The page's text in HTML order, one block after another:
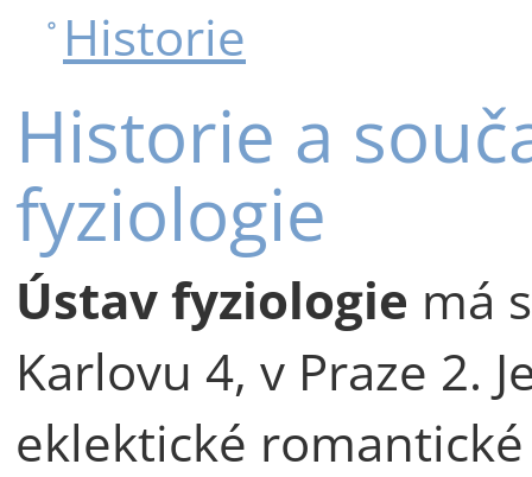
Historie
Historie a
fyziologie
Ústav fyziologie má
Karlovu 4, v Praze 2.
eklektické